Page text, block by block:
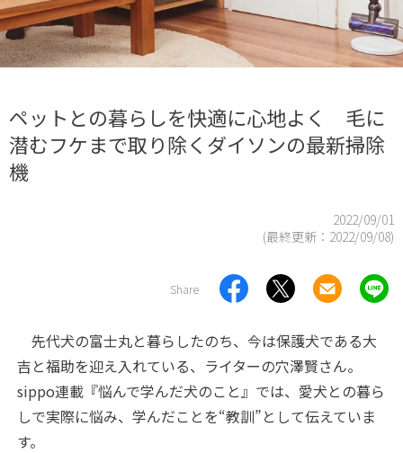
ペットとの暮らしを快適に心地よく 毛に
潜むフケまで取り除くダイソンの最新掃除
機
2022/09/01
(最終更新： 2022/09/08)
Share
先代犬の富士丸と暮らしたのち、今は保護犬である大
吉と福助を迎え入れている、ライターの穴澤賢さん。
sippo連載『悩んで学んだ犬のこと』では、愛犬との暮ら
しで実際に悩み、学んだことを“教訓”として伝えていま
す。